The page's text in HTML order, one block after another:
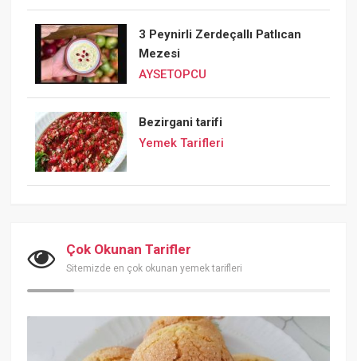
3 Peynirli Zerdeçallı Patlıcan
Mezesi
AYSETOPCU
Bezirgani tarifi
Yemek Tarifleri
Çok Okunan Tarifler
Sitemizde en çok okunan yemek tarifleri